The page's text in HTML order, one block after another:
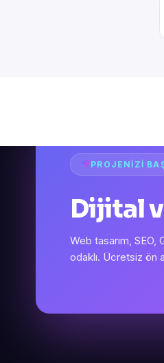
PROJENIZI
Dijital
Web tasarım,
odaklı. Ücretsiz ön